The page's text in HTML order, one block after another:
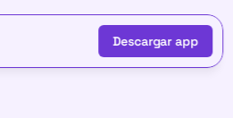
Descargar app
Descargar app